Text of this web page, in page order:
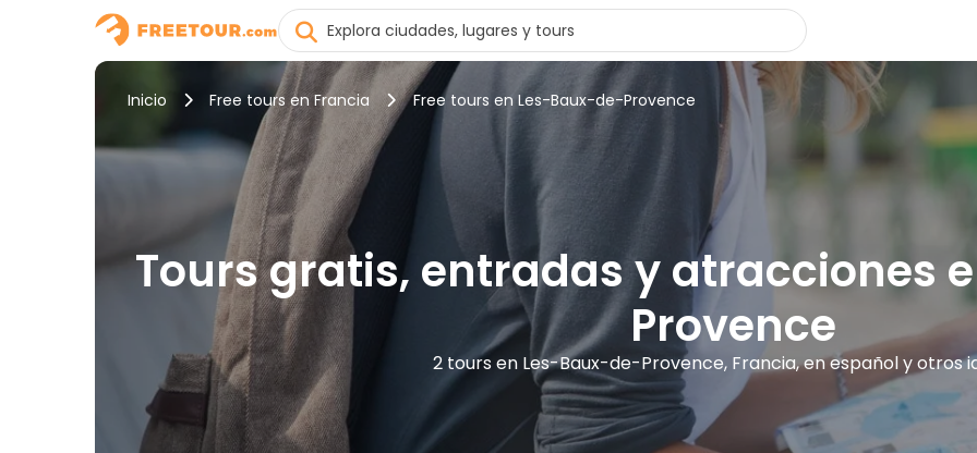
Inicio Free tours en Francia Free tours en Les-Baux-de-Provence
Tours gratis, entradas y atracciones
Provence
2 tours en Les-Baux-de-Provence, Francia, en español y otros